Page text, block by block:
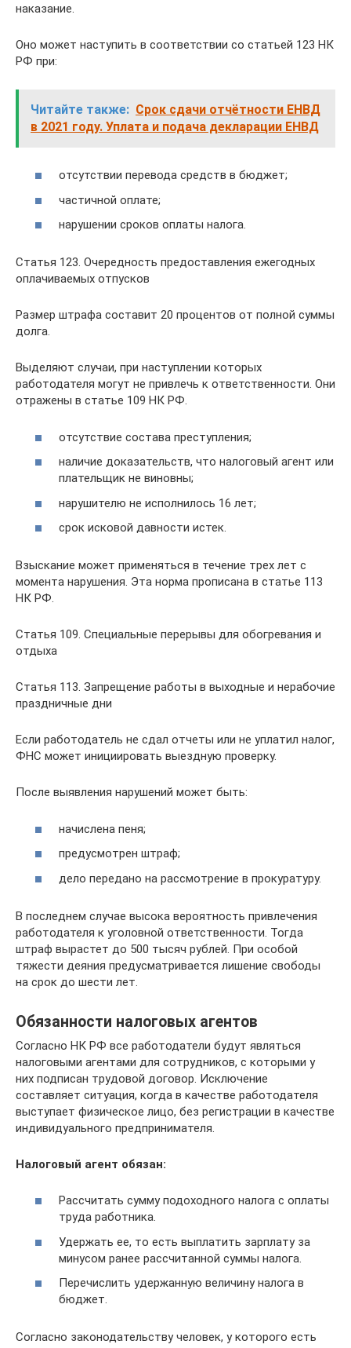
наказание.
Оно может наступить в соответствии со статьей 123 НК
РФ при:
Читайте также: Срок сдачи отчётности ЕНВД
в 2021 году. Уплата и подача декларации ЕНВД
отсутствии перевода средств в бюджет;
частичной оплате;
нарушении сроков оплаты налога.
Статья 123. Очередность предоставления ежегодных
оплачиваемых отпусков
Размер штрафа составит 20 процентов от полной суммы
долга.
Выделяют случаи, при наступлении которых
работодателя могут не привлечь к ответственности. Они
отражены в статье 109 НК РФ.
отсутствие состава преступления;
наличие доказательств, что налоговый агент или
плательщик не виновны;
нарушителю не исполнилось 16 лет;
срок исковой давности истек.
Взыскание может применяться в течение трех лет с
момента нарушения. Эта норма прописана в статье 113
НК РФ.
Статья 109. Специальные перерывы для обогревания и
отдыха
Статья 113. Запрещение работы в выходные и нерабочие
праздничные дни
Если работодатель не сдал отчеты или не уплатил налог,
ФНС может инициировать выездную проверку.
После выявления нарушений может быть:
начислена пеня;
предусмотрен штраф;
дело передано на рассмотрение в прокуратуру.
В последнем случае высока вероятность привлечения
работодателя к уголовной ответственности. Тогда
штраф вырастет до 500 тысяч рублей. При особой
тяжести деяния предусматривается лишение свободы
на срок до шести лет.
Обязанности налоговых агентов
Согласно НК РФ все работодатели будут являться
налоговыми агентами для сотрудников, с которыми у
них подписан трудовой договор. Исключение
составляет ситуация, когда в качестве работодателя
выступает физическое лицо, без регистрации в качестве
индивидуального предпринимателя.
Налоговый агент обязан:
Рассчитать сумму подоходного налога с оплаты
труда работника.
Удержать ее, то есть выплатить зарплату за
минусом ранее рассчитанной суммы налога.
Перечислить удержанную величину налога в
бюджет.
Согласно законодательству человек, у которого есть